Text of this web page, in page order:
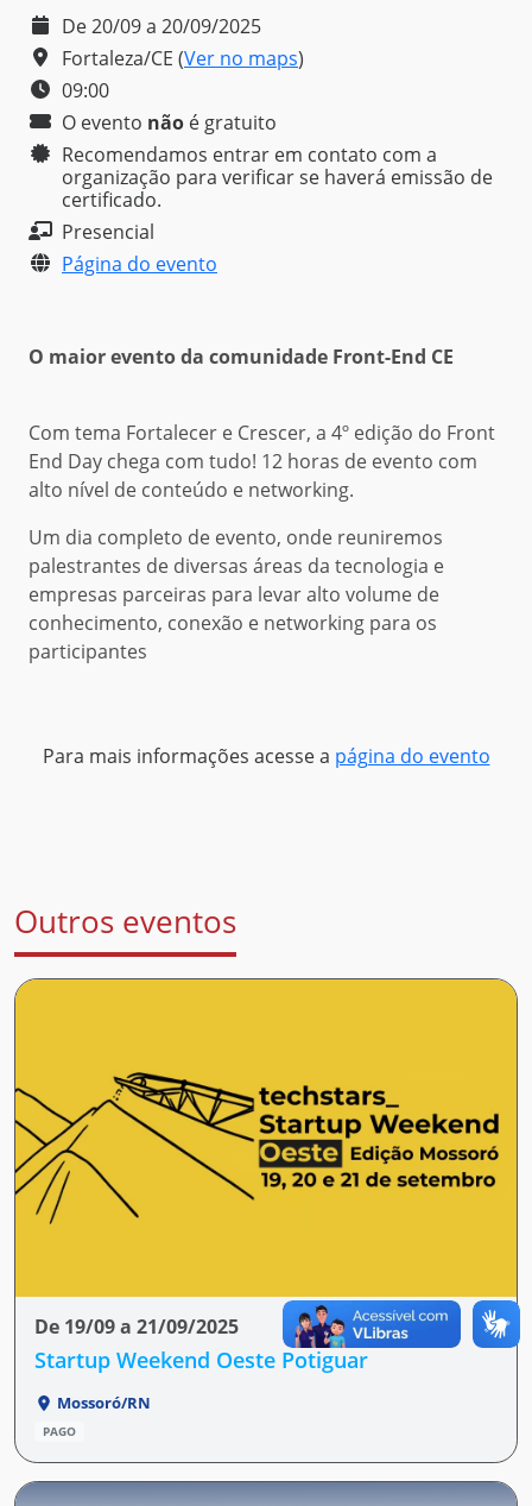
De 20/09 a 20/09/2025
Fortaleza/CE (Ver no maps)
09:00
O evento não é gratuito
Recomendamos entrar em contato com a
organização para verificar se haverá emissão de
certificado.
Presencial
Página do evento
O maior evento da comunidade Front-End CE
Com tema Fortalecer e Crescer, a 4º edição do Front
End Day chega com tudo! 12 horas de evento com
alto nível de conteúdo e networking.
Um dia completo de evento, onde reuniremos
palestrantes de diversas áreas da tecnologia e
empresas parceiras para levar alto volume de
conhecimento, conexão e networking para os
participantes
Para mais informações acesse a página do evento
Outros eventos
De 19/09 a 21/09/2025
Startup Weekend Oeste Potiguar
Mossoró/RN
PAGO